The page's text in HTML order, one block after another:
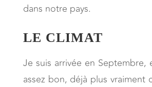
dans notre pays.
LE CLIMAT
Je suis arrivée en Septembre,
assez bon, déjà plus vraiment